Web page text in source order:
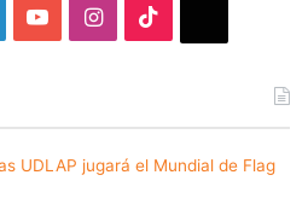
YouTubeInstagram
UDLAP jugará el Mundial de Flag